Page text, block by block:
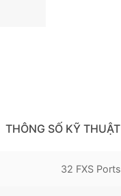
THÔNG SỐ KỸ THUẬT
32 FXS Ports